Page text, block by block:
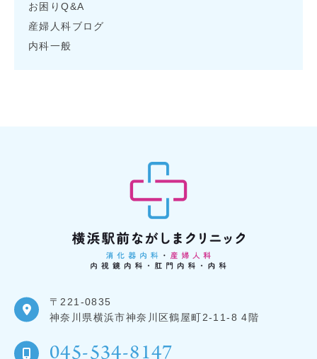
お困りQ&A
産婦人科ブログ
内科一般
〒221-0835
神奈川県横浜市神奈川区鶴屋町2-11-8 4階
045-534-8147